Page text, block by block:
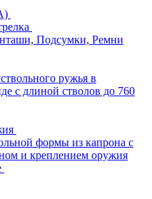
Подсумки, Ремни
ружья в
с длиной стволов до 760
формы из капрона с
и креплением оружия